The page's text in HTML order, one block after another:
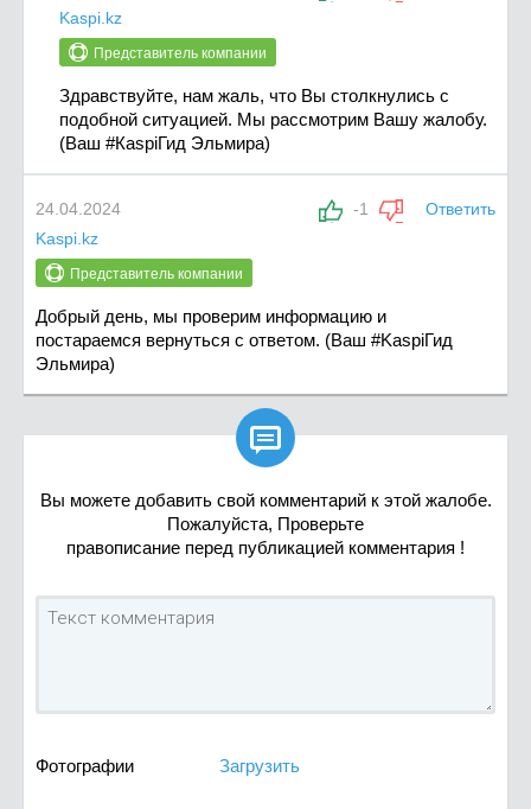
Kaspi.kz
Представитель компании
Здравствуйте, нам жаль, что Вы столкнулись с
подобной ситуацией. Мы рассмотрим Вашу жалобу.
(Ваш #КаѕріГид Эльмира)
-1 Ответить
24.04.2024
Kaspi.kz
Представитель компании
Добрый день, мы проверим информацию и
постараемся вернуться с ответом. (Ваш #KaspiГид
Эльмира)

Вы можете добавить свой комментарий к этой жалобе.
Пожалуйста, Проверьте
правописание перед публикацией комментария !
Фотографии Загрузить